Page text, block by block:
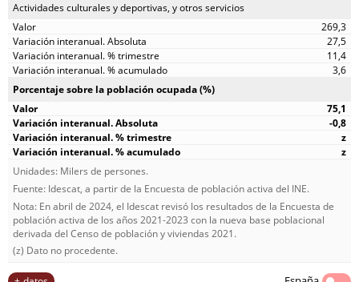
Actividades culturales y deportivas, y otros servicios
269,3
27,5
11,4
3,6
Porcentaje sobre la población ocupada (%)
75,1
-0,8
z
z
Unidades: Milers de persones.
Fuente: Idescat, a partir de la Encuesta de población activa del INE.
Nota: En abril de 2024, el Idescat revisó los resultados de la Encuesta de
población activa de los años 2021-2023 con la nueva base poblacional
derivada del Censo de población y viviendas 2021.
(z) Dato no procedente.